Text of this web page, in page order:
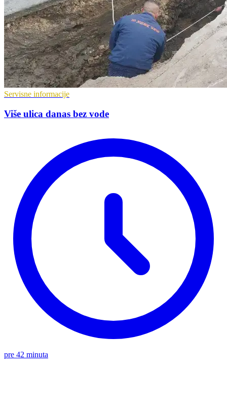
Servisne informacije
Više ulica danas bez vode
pre 42 minuta